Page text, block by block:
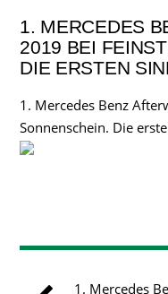
1. MERCEDES
2019 BEI
DIE ERSTEN
1. Mercedes Benz
Sonnenschein. Die
1. Mercedes